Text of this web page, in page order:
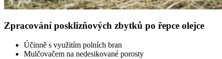
Zpracování posklizňových zbytků po řepce olejce
Účinně s využitím polních bran
Mulčovačem na nedesikované porosty